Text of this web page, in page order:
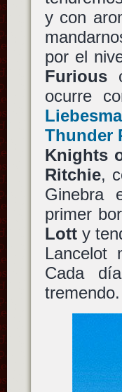
y con
por el
Furious
ocurre
Thunder
Knights
Ritchie,
Ginebra
primer
Lotty
Lancelot
Cada
tremendo.